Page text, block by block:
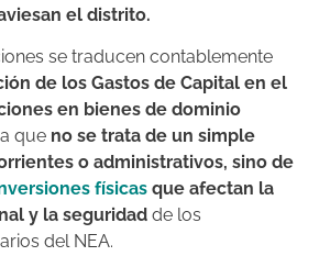
el distrito.
se traducen contablemente
de los Gastos de Capital en el
en bienes de dominio
que no se trata de un simple
o administrativos, sino de
físicas que afectan la
y la seguridad de los
del NEA.